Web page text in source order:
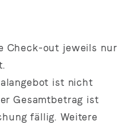
Check-out jeweils nur
ist nicht
Gesamtbetrag ist
fällig. Weitere